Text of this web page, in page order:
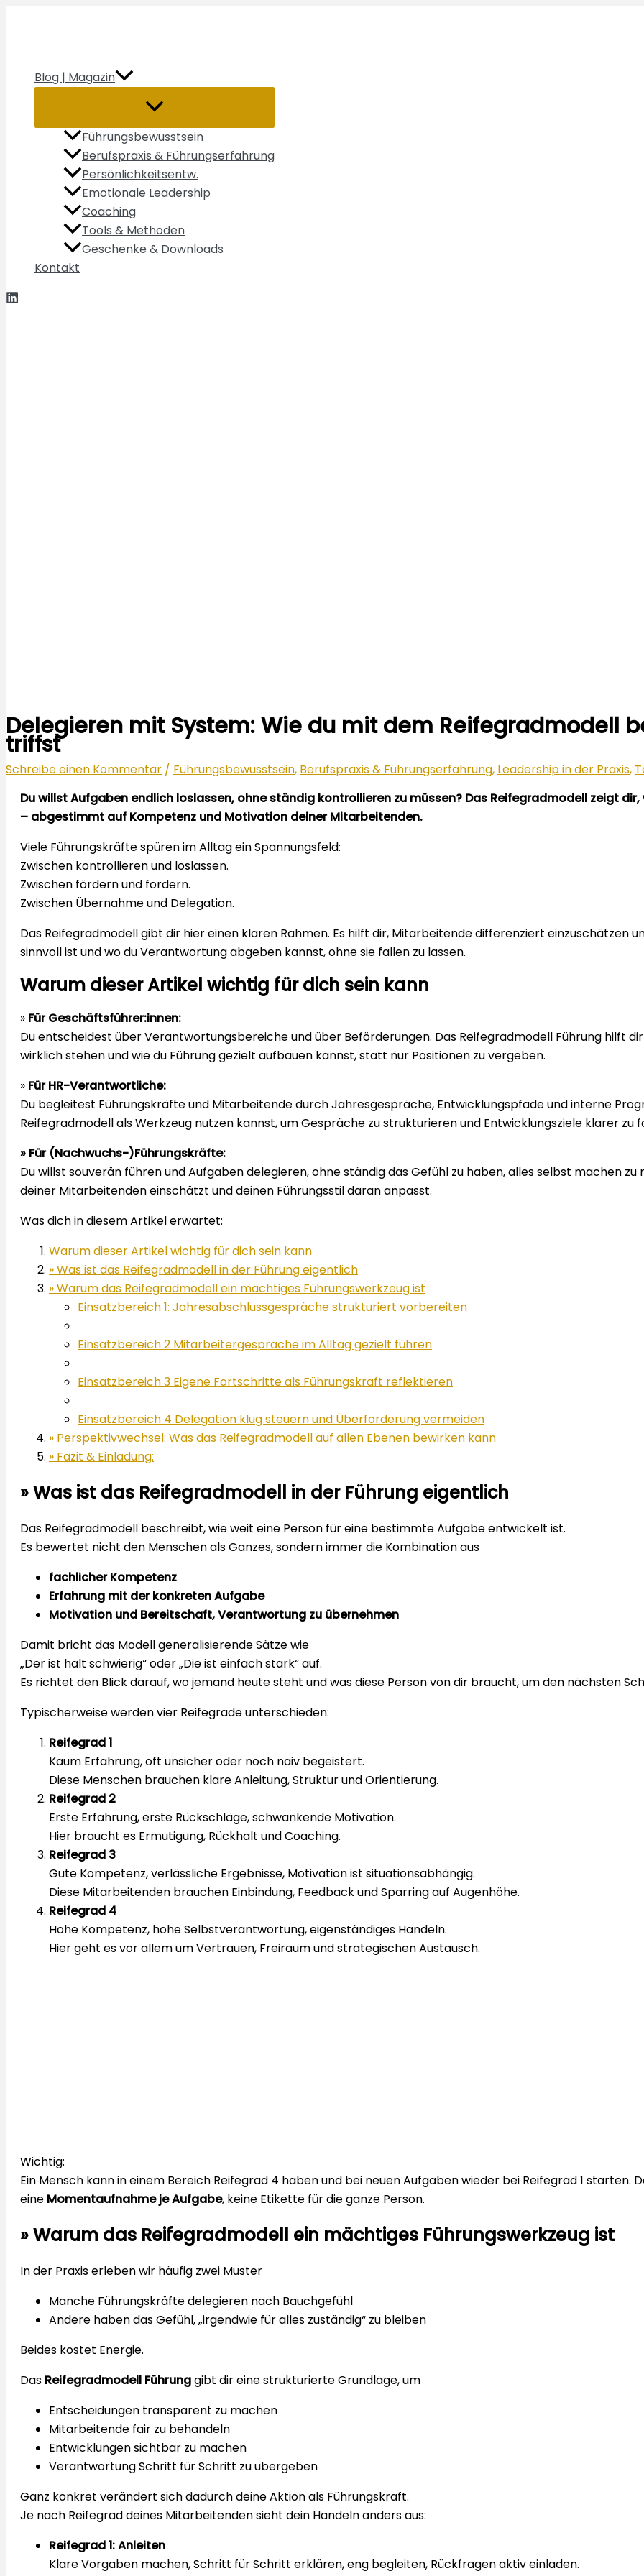
Blog | Magazin
Führungsbewusstsein
Berufspraxis & Führungserfahrung
Persönlichkeitsentw.
Emotionale Leadership
Coaching
Tools & Methoden
Geschenke & Downloads
Kontakt
Delegieren mit System: Wie du mit dem Reifegradmodell
triffst
Schreibe einen Kommentar / Führungsbewusstsein, Berufspraxis & Führungserfahrung, Leadership in der Praxis,
Du willst Aufgaben endlich loslassen, ohne ständig kontrollieren zu müssen? Das Reifegradmodell zeigt
– abgestimmt auf Kompetenz und Motivation deiner Mitarbeitenden.
Viele Führungskräfte spüren im Alltag ein Spannungsfeld:
Zwischen kontrollieren und loslassen.
Zwischen fördern und fordern.
Zwischen Übernahme und Delegation.
Das Reifegradmodell gibt dir hier einen klaren Rahmen. Es hilft dir, Mitarbeitende differenziert einzuschätzen
sinnvoll ist und wo du Verantwortung abgeben kannst, ohne sie fallen zu lassen.
Warum dieser Artikel wichtig für dich sein kann
» Für Geschäftsführer:innen:
Du entscheidest über Verantwortungsbereiche und über Beförderungen. Das Reifegradmodell Führung hilft
wirklich stehen und wie du Führung gezielt aufbauen kannst, statt nur Positionen zu vergeben.
» Für HR-Verantwortliche:
Du begleitest Führungskräfte und Mitarbeitende durch Jahresgespräche, Entwicklungspfade und interne
Reifegradmodell als Werkzeug nutzen kannst, um Gespräche zu strukturieren und Entwicklungsziele klarer zu
» Für (Nachwuchs-)Führungskräfte:
Du willst souverän führen und Aufgaben delegieren, ohne ständig das Gefühl zu haben, alles selbst machen zu
deiner Mitarbeitenden einschätzt und deinen Führungsstil daran anpasst.
Was dich in diesem Artikel erwartet:
Warum dieser Artikel wichtig für dich sein kann
» Was ist das Reifegradmodell in der Führung eigentlich
» Warum das Reifegradmodell ein mächtiges Führungswerkzeug ist
Einsatzbereich 1: Jahresabschlussgespräche strukturiert vorbereiten
Einsatzbereich 2 Mitarbeitergespräche im Alltag gezielt führen
Einsatzbereich 3 Eigene Fortschritte als Führungskraft reflektieren
Einsatzbereich 4 Delegation klug steuern und Überforderung vermeiden
» Perspektivwechsel: Was das Reifegradmodell auf allen Ebenen bewirken kann
» Fazit & Einladung:
»Was ist das Reifegradmodell in der Führung eigentlich
Das Reifegradmodell beschreibt, wie weit eine Person für eine bestimmte Aufgabe entwickelt ist.
Es bewertet nicht den Menschen als Ganzes, sondern immer die Kombination aus
fachlicher Kompetenz
Erfahrung mit der konkreten Aufgabe
Motivation und Bereitschaft, Verantwortung zu übernehmen
Damit bricht das Modell generalisierende Sätze wie
„Der ist halt schwierig“ oder „Die ist einfach stark“ auf.
Es richtet den Blick darauf, wo jemand heute steht und was diese Person von dir braucht, um den nächsten
Typischerweise werden vier Reifegrade unterschieden:
Reifegrad 1
Kaum Erfahrung, oft unsicher oder noch naiv begeistert.
Diese Menschen brauchen klare Anleitung, Struktur und Orientierung.
Reifegrad 2
Erste Erfahrung, erste Rückschläge, schwankende Motivation.
Hier braucht es Ermutigung, Rückhalt und Coaching.
Reifegrad 3
Gute Kompetenz, verlässliche Ergebnisse, Motivation ist situationsabhängig.
Diese Mitarbeitenden brauchen Einbindung, Feedback und Sparring auf Augenhöhe.
Reifegrad 4
Hohe Kompetenz, hohe Selbstverantwortung, eigenständiges Handeln.
Hier geht es vor allem um Vertrauen, Freiraum und strategischen Austausch.
Wichtig:
Ein Mensch kann in einem Bereich Reifegrad 4 haben und bei neuen Aufgaben wieder bei Reifegrad 1 starten.
eine Momentaufnahme je Aufgabe, keine Etikette für die ganze Person.
»Warum das Reifegradmodell ein mächtiges Führungswerkzeug ist
In der Praxis erleben wir häufig zwei Muster
Manche Führungskräfte delegieren nach Bauchgefühl
Andere haben das Gefühl, „irgendwie für alles zuständig“ zu bleiben
Beides kostet Energie.
Das Reifegradmodell Führunggibt dir eine strukturierte Grundlage, um
Entscheidungen transparent zu machen
Mitarbeitende fair zu behandeln
Entwicklungen sichtbar zu machen
Verantwortung Schritt für Schritt zu übergeben
Ganz konkret verändert sich dadurch deine Aktion als Führungskraft.
Je nach Reifegrad deines Mitarbeitenden sieht dein Handeln anders aus:
Reifegrad 1: Anleiten
Klare Vorgaben machen, Schritt für Schritt erklären, eng begleiten, Rückfragen aktiv einladen.